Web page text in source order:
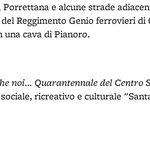
e alcune strade
Reggimento Genio ferrovieri di
cava di Pianoro.
noi... Quarantennale del Centro
ricreativo e culturale